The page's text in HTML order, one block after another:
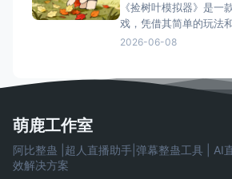
《捡树叶模拟器》是一
戏，凭借其简单的玩法
了直播整蛊玩法的新选
闲模拟游戏，玩家需要
各种树叶。游戏画面精
2026-06-08
萌鹿工作室
阿比整蛊 |超人直播助手|弹幕整蛊工具 | AI
效解决方案